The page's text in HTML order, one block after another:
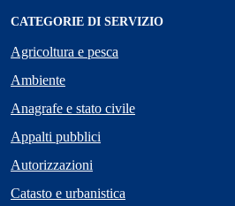
CATEGORIE DI SERVIZIO
Agricoltura e pesca
Ambiente
Anagrafe e stato civile
Appalti pubblici
Autorizzazioni
Catasto e urbanistica